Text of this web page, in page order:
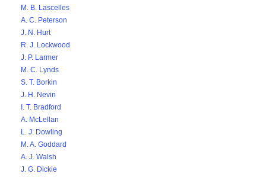
M. B. Lascelles
A. C. Peterson
J. N. Hurt
R. J. Lockwood
J. P. Larmer
M. C. Lynds
S. T. Borkin
J. H. Nevin
I. T. Bradford
A. McLellan
L. J. Dowling
M. A. Goddard
A. J. Walsh
J. G. Dickie